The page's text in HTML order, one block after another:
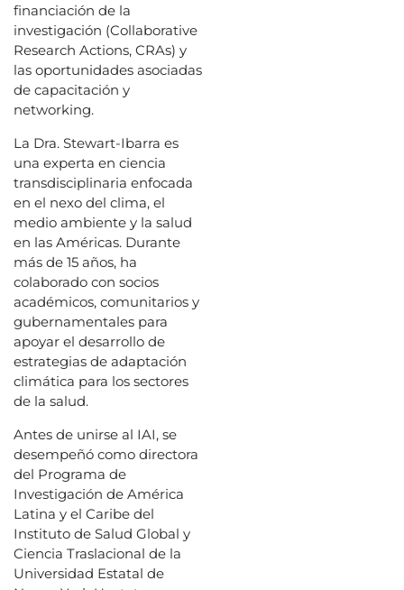
financiación de la
investigación (Collaborative
Research Actions, CRAs) y
las oportunidades asociadas
de capacitación y
networking.
La Dra. Stewart-Ibarra es
una experta en ciencia
transdisciplinaria enfocada
en el nexo del clima, el
medio ambiente y la salud
en las Américas. Durante
más de 15 años, ha
colaborado con socios
académicos, comunitarios y
gubernamentales para
apoyar el desarrollo de
estrategias de adaptación
climática para los sectores
de la salud.
Antes de unirse al IAI, se
desempeñó como directora
del Programa de
Investigación de América
Latina y el Caribe del
Instituto de Salud Global y
Ciencia Traslacional de la
Universidad Estatal de